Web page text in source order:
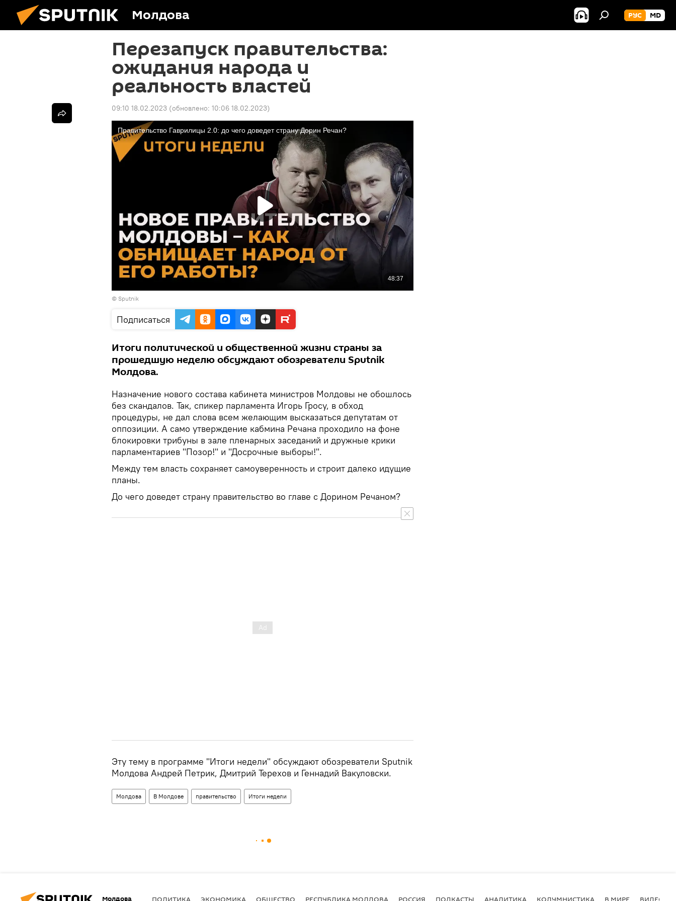
Молдова РУС MD
Перезапуск правительства:
ожидания народа и
реальность властей
09:10 18.02.2023 (обновлено: 10:06 18.02.2023)
© Sputnik
Подписаться
Итоги политической и общественной жизни страны за
прошедшую неделю обсуждают обозреватели Sputnik
Молдова.
Назначение нового состава кабинета министров Молдовы не обошлось
без скандалов. Так, спикер парламента Игорь Гросу, в обход
процедуры, не дал слова всем желающим высказаться депутатам от
оппозиции. А само утверждение кабмина Речана проходило на фоне
блокировки трибуны в зале пленарных заседаний и дружные крики
парламентариев "Позор!" и "Досрочные выборы!".
Между тем власть сохраняет самоуверенность и строит далеко идущие
планы.
До чего доведет страну правительство во главе с Дорином Речаном?
Эту тему в программе "Итоги недели" обсуждают обозреватели Sputnik
Молдова Андрей Петрик, Дмитрий Терехов и Геннадий Вакуловски.
Молдова В Молдове правительство Итоги недели
Молдова ПОЛИТИКА ЭКОНОМИКА ОБЩЕСТВО РЕСПУБЛИКА МОЛДОВА РОССИЯ ПОДКАСТЫ АНАЛИТИКА КОЛУМНИСТИКА В МИРЕ ВИДЕО